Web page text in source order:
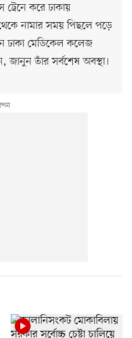
করে ঢাকায়
নামার সময় পিছলে পড়ে
ঢাকা মেডিকেল কলেজ
জানুন তাঁর সর্বশেষ অবস্থা।